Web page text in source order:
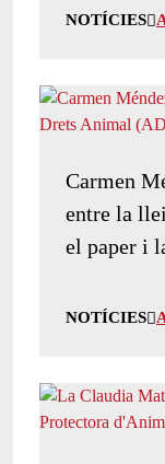
NOTÍCIES
Carmen
entre la
el paper i
NOTÍCIES